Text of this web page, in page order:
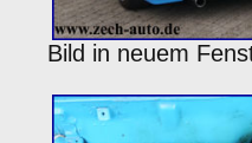
Bild in neuem